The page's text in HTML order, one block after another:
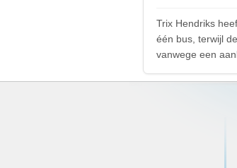
Trix Hendriks
één bus, terwijl
vanwege een